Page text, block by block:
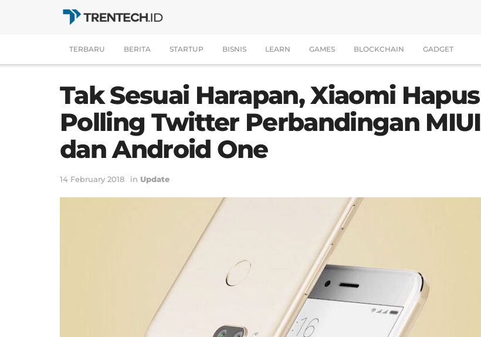
TERBARU BERITA STARTUP BISNIS LEARN GAMES BLOCKCHAIN GADGET
Tak Sesuai Harapan, Xiaomi Hapus
Polling Twitter Perbandingan MIUI
dan Android One
14 February 2018 in Update